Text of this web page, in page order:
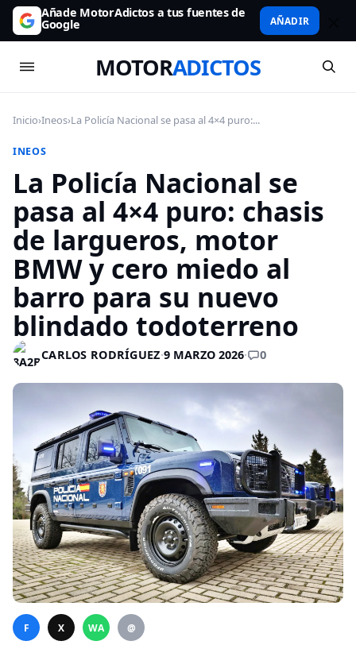
Añade MotorAdictos a tus fuentes de
Google AÑADIR
MOTORADICTOS
Inicio›Ineos›La Policía Nacional se pasa al 4×4 puro:...
INEOS
La Policía Nacional se
pasa al 4×4 puro: chasis
de largueros, motor
BMW y cero miedo al
barro para su nuevo
blindado todoterreno
CARLOS RODRÍGUEZ·9 MARZO 2026· 0
F X WA @